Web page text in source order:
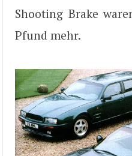
Shooting Brake
Pfund mehr.